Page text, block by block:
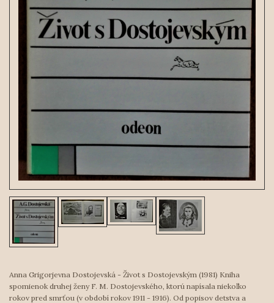
Anna Grigorjevna Dostojevská - Život s Dostojevským (1981) Kniha
spomienok druhej ženy F. M. Dostojevského, ktorú napísala niekoľko
rokov pred smrťou (v období rokov 1911 - 1916). Od popisov detstva a